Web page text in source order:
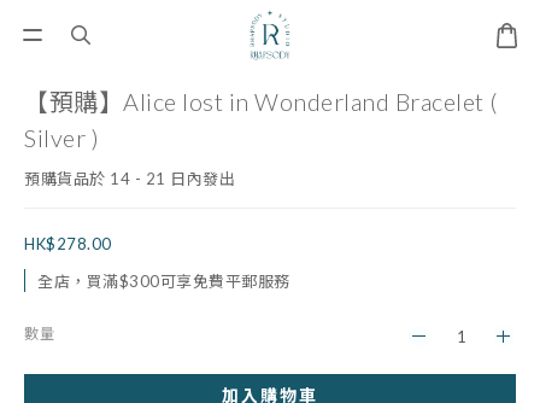
【預購】Alice lost in Wonderland Bracelet (
Silver )
預購貨品於 14 - 21 日內發出
HK$278.00
全店，買滿$300可享免費平郵服務
數量
加入購物車